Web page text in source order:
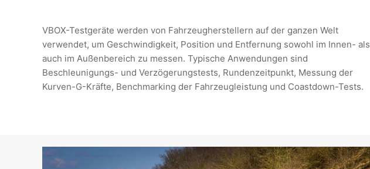
VBOX-Testgeräte werden von Fahrzeugherstellern auf der ganzen Welt
verwendet, um Geschwindigkeit, Position und Entfernung sowohl im Innen- als
auch im Außenbereich zu messen. Typische Anwendungen sind
Beschleunigungs- und Verzögerungstests, Rundenzeitpunkt, Messung der
Kurven-G-Kräfte, Benchmarking der Fahrzeugleistung und Coastdown-Tests.